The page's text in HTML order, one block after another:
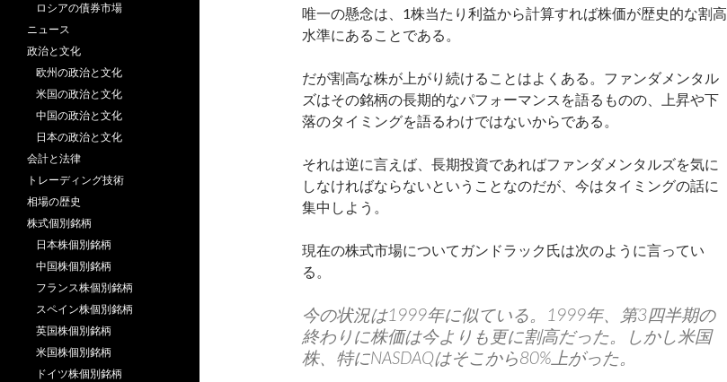
唯一の懸念は、1株当たり利益から計算すれば株価が歴史的な割高
水準にあることである。
だが割高な株が上がり続けることはよくある。ファンダメンタル
ズはその銘柄の長期的なパフォーマンスを語るものの、上昇や下
落のタイミングを語るわけではないからである。
それは逆に言えば、長期投資であればファンダメンタルズを気に
しなければならないということなのだが、今はタイミングの話に
集中しよう。
現在の株式市場についてガンドラック氏は次のように言ってい
る。
今の状況は1999年に似ている。1999年、第3四半期の
終わりに株価は今よりも更に割高だった。しかし米国
株、特にNASDAQはそこから80%上がった。
ロシアの債券市場
ニュース
政治と文化
欧州の政治と文化
米国の政治と文化
中国の政治と文化
日本の政治と文化
会計と法律
トレーディング技術
相場の歴史
株式個別銘柄
日本株個別銘柄
中国株個別銘柄
フランス株個別銘柄
スペイン株個別銘柄
英国株個別銘柄
米国株個別銘柄
ドイツ株個別銘柄